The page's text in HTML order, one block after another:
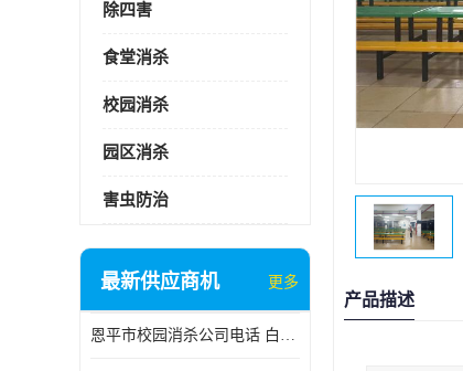
除四害
食堂消杀
校园消杀
园区消杀
害虫防治
最新供应商机 更多
恩平市校园消杀公司电话 白蚁工程
产品描述